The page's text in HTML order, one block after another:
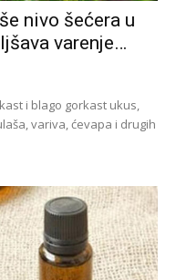
nivo šećera u
varenje…
i blago gorkast ukus,
variva, ćevapa i drugih